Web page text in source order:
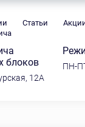
Статьи
блоков
12А
ПН-